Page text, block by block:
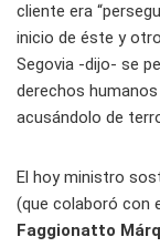
cliente era
inicio de éste y
Segovia -dijo- se
derechos
acusándolo de
El hoy ministro
(que colaboró con
Faggionatto